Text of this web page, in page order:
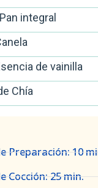
integral
de vainilla
Chía
Preparación: 10
Cocción: 25 min.